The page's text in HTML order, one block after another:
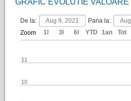
GRAFIC EVOLUTIE VALOARE
De la:
Pana la:
Zoom
10
11
1l 3l 6l YTD 1an Tot